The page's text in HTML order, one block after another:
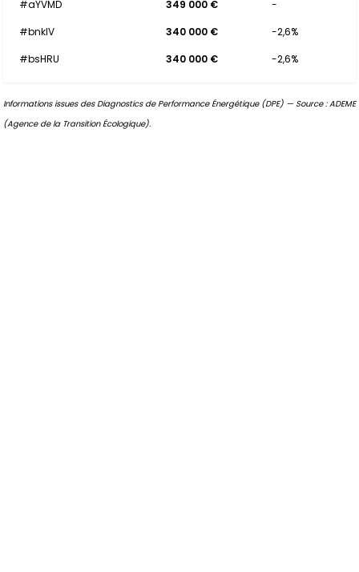
#aYVMD
349 000 €
-
#bnkIV
340 000 €
-2,6%
#bsHRU
340 000 € -2,6%
Informations issues des Diagnostics de Performance Énergétique (DPE) — Source : ADEME
(Agence de la Transition Écologique).